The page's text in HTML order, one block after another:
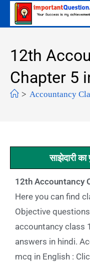
12th
Chapter 5
> Accountancy
साझेदारी
12th Accountancy
Here you can find
Objective
accountancy class
answers in hindi.
mcq in English :